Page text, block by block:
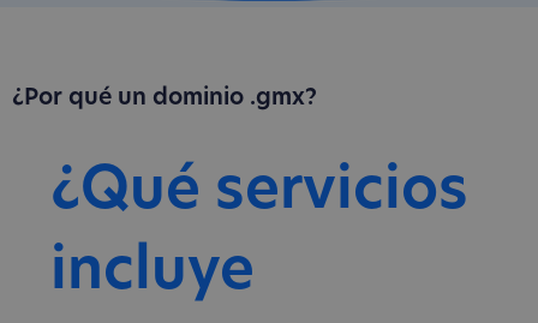
¿Por qué un dominio .gmx?
¿Qué servicios
incluye